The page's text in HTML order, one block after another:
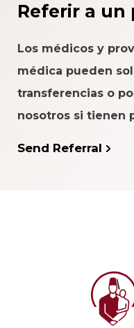
Referir a un
Los médicos y
médica pueden
transferencias o
nosotros si tienen
Send Referral